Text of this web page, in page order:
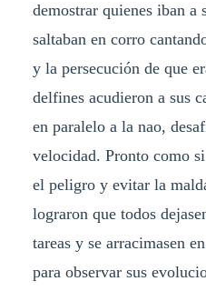
demostrar quienes iban a
saltaban en corro
y la persecución de que
delfines acudieron a sus
en paralelo a la nao,
velocidad. Pronto como
el peligro y evitar la
lograron que todos
tareas y se arracimasen
para observar sus